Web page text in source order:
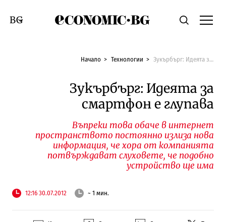
Economic.bgТърсене
Смяна на език
Начало Технологии Зукърбърг: Идеята за смартфон е глупава
Зукърбърг: Идеята за
смартфон е глупава
Въпреки това обаче в интернет
пространството постоянно излиза нова
информация, че хора от компанията
потвърждават слуховете, че подобно
устройство ще има
12:16 30.07.2012 ~ 1 мин.